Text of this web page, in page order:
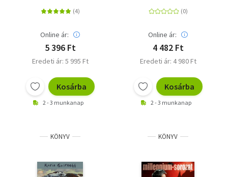
Online ár:
5 396 Ft
Eredeti ár: 5 995 Ft
Kosárba
2 - 3 munkanap
Online ár:
4 482 Ft
Eredeti ár: 4 980 Ft
Kosárba
2 - 3 munkanap
KÖNYV KÖNYV